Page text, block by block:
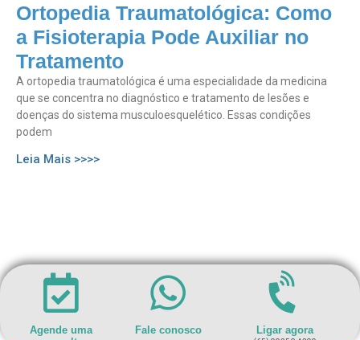
Ortopedia Traumatológica: Como
a Fisioterapia Pode Auxiliar no
Tratamento
A ortopedia traumatológica é uma especialidade da medicina
que se concentra no diagnóstico e tratamento de lesões e
doenças do sistema musculoesquelético. Essas condições
podem
Leia Mais >>>>
Agende uma
Fale conosco Ligar agora